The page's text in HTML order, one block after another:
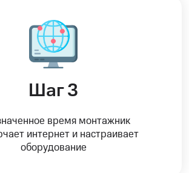
Шаг 3
время монтажник
интернет и настраивает
оборудование